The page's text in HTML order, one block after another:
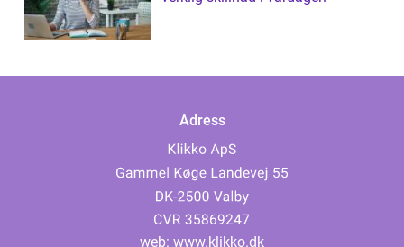
Adress
web: www.klikko.dk